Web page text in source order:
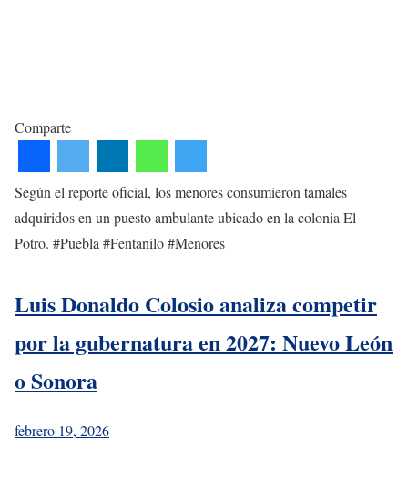
Comparte
Según el reporte oficial, los menores consumieron tamales
adquiridos en un puesto ambulante ubicado en la colonia El
Potro. #Puebla #Fentanilo #Menores
Luis Donaldo Colosio analiza competir
por la gubernatura en 2027: Nuevo León
o Sonora
febrero 19, 2026